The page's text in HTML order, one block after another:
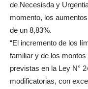
de Necesisda y
momento, los
de un 8,83%.
“El incremento de los
familiar y de los
previstas en la Ley N°
modificatorias, con